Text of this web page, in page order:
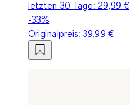
letzten 30 Tage: 29,99 €
-33%
Originalpreis:39,99 €